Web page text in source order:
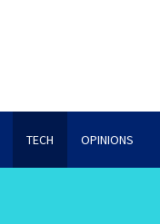
TECH OPINIONS